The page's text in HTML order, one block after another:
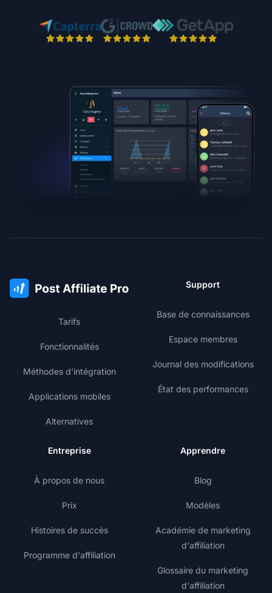
Tarifs
Fonctionnalités
Méthodes d'intégration
Applications mobiles
Alternatives
Support
Base de connaissances
Espace membres
Journal des modifications
État des performances
Entreprise
À propos de nous
Prix
Histoires de succès
Programme d'affiliation
Apprendre
Blog
Modèles
Académie de marketing
d'affiliation
Glossaire du marketing
d'affiliation